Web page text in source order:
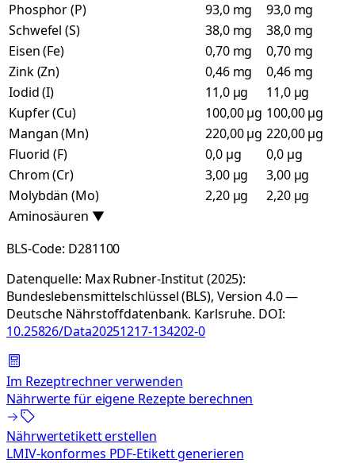
Phosphor (P)
93,0 mg
93,0 mg
Schwefel (S)
38,0 mg
38,0 mg
Eisen (Fe)
0,70 mg
0,70 mg
Zink (Zn)
0,46 mg
0,46 mg
Iodid (I)
11,0 µg
11,0 µg
Kupfer (Cu)
100,00 µg 100,00 µg
Mangan (Mn)
220,00 µg 220,00 µg
Fluorid (F)
0,0 µg
0,0 µg
Chrom (Cr)
3,00 µg
3,00 µg
Molybdän (Mo)
2,20 µg
2,20 µg
Aminosäuren ▼
BLS-Code: D281100
Datenquelle: Max Rubner-Institut (2025):
Bundeslebensmittelschlüssel (BLS), Version 4.0 —
Deutsche Nährstoffdatenbank. Karlsruhe. DOI:
10.25826/Data20251217-134202-0
Im Rezeptrechner verwenden
Nährwerte für eigene Rezepte berechnen
Nährwertetikett erstellen
LMIV-konformes PDF-Etikett generieren